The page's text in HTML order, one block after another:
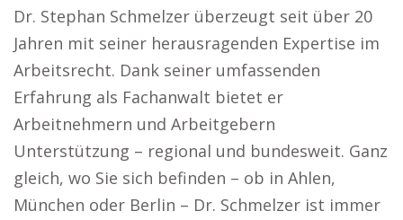
Dr. Stephan Schmelzer überzeugt seit über 20
Jahren mit seiner herausragenden Expertise im
Arbeitsrecht. Dank seiner umfassenden
Erfahrung als Fachanwalt bietet er
Arbeitnehmern und Arbeitgebern
Unterstützung – regional und bundesweit. Ganz
gleich, wo Sie sich befinden – ob in Ahlen,
München oder Berlin – Dr. Schmelzer ist immer